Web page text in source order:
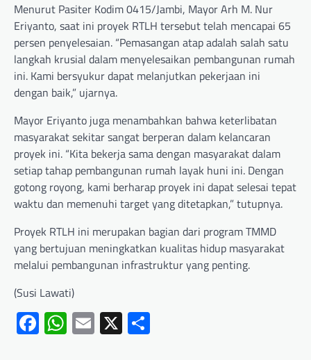
Menurut Pasiter Kodim 0415/Jambi, Mayor Arh M. Nur
Eriyanto, saat ini proyek RTLH tersebut telah mencapai 65
persen penyelesaian. “Pemasangan atap adalah salah satu
langkah krusial dalam menyelesaikan pembangunan rumah
ini. Kami bersyukur dapat melanjutkan pekerjaan ini
dengan baik,” ujarnya.
Mayor Eriyanto juga menambahkan bahwa keterlibatan
masyarakat sekitar sangat berperan dalam kelancaran
proyek ini. “Kita bekerja sama dengan masyarakat dalam
setiap tahap pembangunan rumah layak huni ini. Dengan
gotong royong, kami berharap proyek ini dapat selesai tepat
waktu dan memenuhi target yang ditetapkan,” tutupnya.
Proyek RTLH ini merupakan bagian dari program TMMD
yang bertujuan meningkatkan kualitas hidup masyarakat
melalui pembangunan infrastruktur yang penting.
(Susi Lawati)
Facebook
WhatsApp
Email
X